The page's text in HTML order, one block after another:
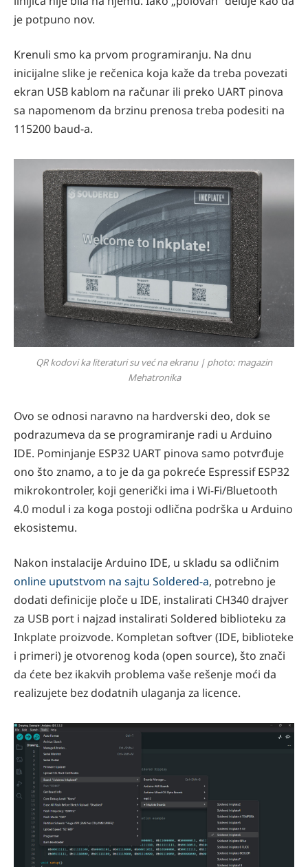
je potpuno nov.
Krenuli smo ka prvom programiranju. Na dnu
inicijalne slike je rečenica koja kaže da treba povezati
ekran USB kablom na računar ili preko UART pinova
sa napomenom da brzinu prenosa treba podesiti na
115200 baud-a.
QR kodovi ka literaturi su već na ekranu | photo: magazin
Mehatronika
Ovo se odnosi naravno na hardverski deo, dok se
podrazumeva da se programiranje radi u Arduino
IDE. Pominjanje ESP32 UART pinova samo potvrđuje
ono što znamo, a to je da ga pokreće Espressif ESP32
mikrokontroler, koji generički ima i Wi-Fi/Bluetooth
4.0 modul i za koga postoji odlična podrška u Arduino
ekosistemu.
Nakon instalacije Arduino IDE, u skladu sa odličnim
online uputstvom na sajtu Soldered-a, potrebno je
dodati definicije ploče u IDE, instalirati CH340 drajver
za USB port i najzad instalirati Soldered biblioteku za
Inkplate proizvode. Kompletan softver (IDE, biblioteke
i primeri) je otvorenog koda (open source), što znači
da ćete bez ikakvih problema vaše rešenje moći da
realizujete bez dodatnih ulaganja za licence.